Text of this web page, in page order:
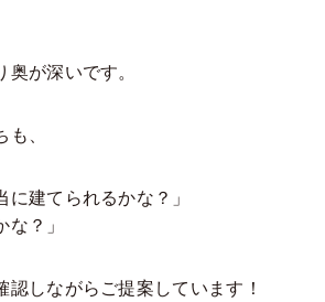
奥が深いです。
、
に建てられるかな？」
な？」
認しながらご提案しています！